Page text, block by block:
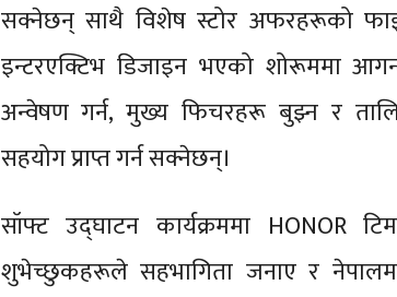
सक्नेछन् साथै विशेष स्टोर अफरहरूको
इन्टरएक्टिभ डिजाइन भएको शोरूममा
अन्वेषण गर्न, मुख्य फिचरहरू बुझ्न र
सहयोग प्राप्त गर्न सक्नेछन्।
सॉफ्ट उद्घाटन कार्यक्रममा HONOR
शुभेच्छुकहरूले सहभागिता जनाए र